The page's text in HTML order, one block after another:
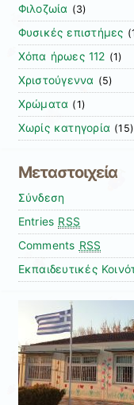
Φιλοζωία (3)
Φυσικές επιστήμες
Χόπα ήρωες 112 (1)
Χριστούγεννα (5)
Χρώματα (1)
Χωρίς κατηγορία (15)
Μεταστοιχεία
Σύνδεση
Entries RSS
Comments RSS
Εκπαιδευτικές